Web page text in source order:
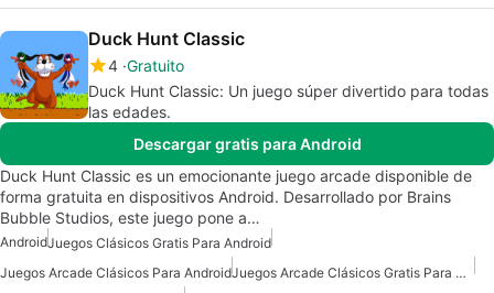
Duck Hunt Classic
4 Gratuito
Duck Hunt Classic: Un juego súper divertido para todas
las edades.
Descargar gratis para Android
Duck Hunt Classic es un emocionante juego arcade disponible de
forma gratuita en dispositivos Android. Desarrollado por Brains
Bubble Studios, este juego pone a…
AndroidJuegos Clásicos Gratis Para Android
Juegos Arcade Clásicos Para Android
Juegos Arcade Clásicos Gratis Para Android